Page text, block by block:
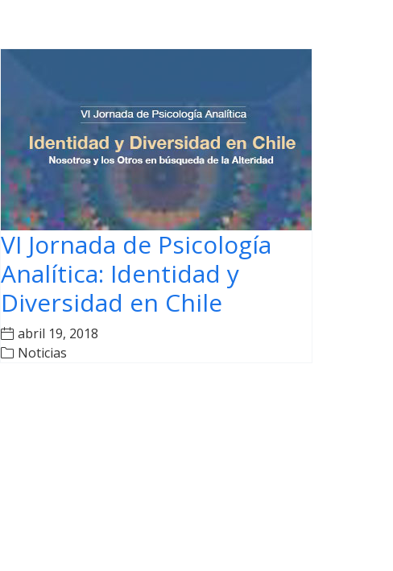
VI Jornada de Psicología
Analítica: Identidad y
Diversidad en Chile
abril 19, 2018
Noticias